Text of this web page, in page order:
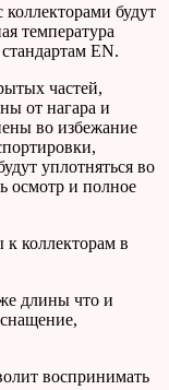
будут
температура
стандартам EN.
частей,
от нагара и
во избежание
уплотняться во
осмотр и полное
коллекторам в
длины что и
воспринимать